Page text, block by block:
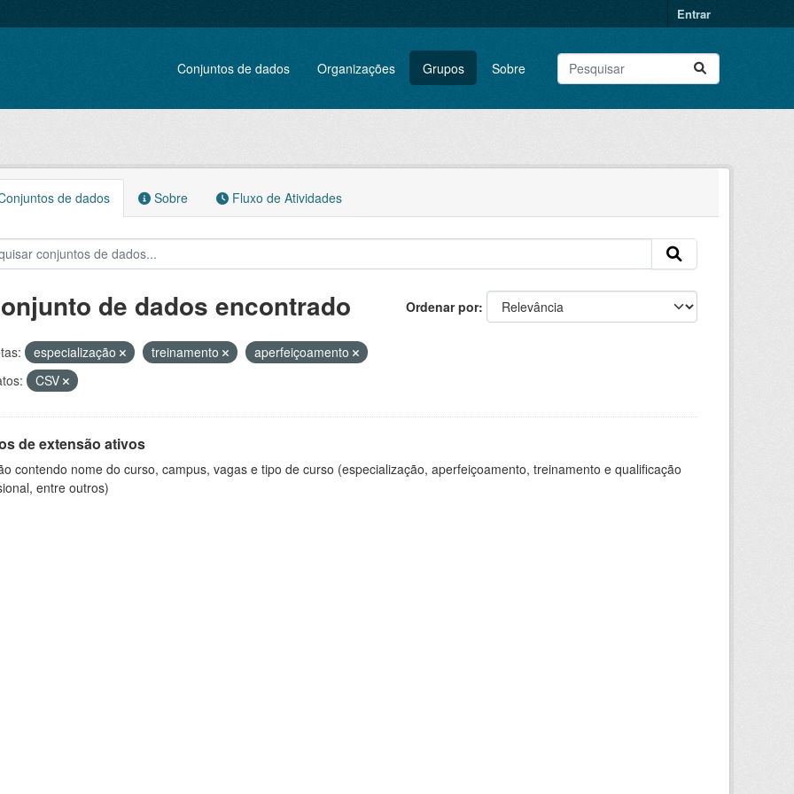
Entrar
Conjuntos de dados Organizações Grupos Sobre
de dados Sobre Fluxo de Atividades
Ordenar por
de dados encontrado
especialização treinamento
aperfeiçoamento
CSV
de extensão ativos
contendo nome do curso, campus, vagas e tipo de curso (especialização, aperfeiçoamento, treinamento e qualificação
entre outros)